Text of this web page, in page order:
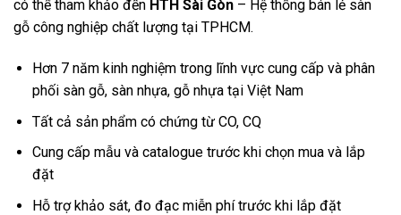
có thể tham khảo đến HTH Sài Gòn – Hệ thống bán lẻ sàn
gỗ công nghiệp chất lượng tại TPHCM.
Hơn 7 năm kinh nghiệm trong lĩnh vực cung cấp và phân
phối sàn gỗ, sàn nhựa, gỗ nhựa tại Việt Nam
Tất cả sản phẩm có chứng từ CO, CQ
Cung cấp mẫu và catalogue trước khi chọn mua và lắp
đặt
Hỗ trợ khảo sát, đo đạc miễn phí trước khi lắp đặt